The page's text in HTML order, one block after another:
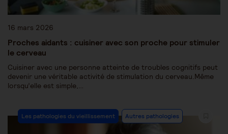
16 mars 2026
Proches aidants : cuisiner avec son proche pour stimuler
le cerveau
Cuisiner avec une personne atteinte de troubles cognitifs peut
devenir une véritable activité de stimulation du cerveau.Même
lorsqu’elle est simple,…
Les pathologies du vieillissement Autres pathologies